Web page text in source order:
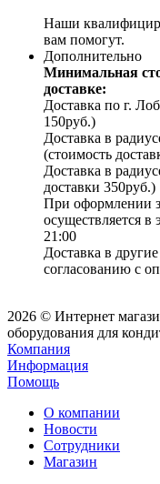
Наши
вам помогут.
Дополнительно
Минимальная
доставке:
Доставка по г.
150руб.)
Доставка в
(стоимость
Доставка в
доставки 350руб.)
При оформлении
осуществляется в
21:00
Доставка в
согласованию с
2026 © Интернет
оборудования для
Компания
Информация
Помощь
О компании
Новости
Сотрудники
Магазин